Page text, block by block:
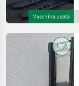
Macchina usata